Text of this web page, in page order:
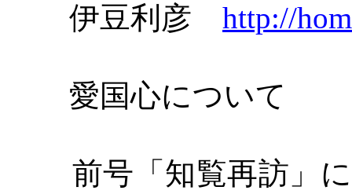
伊豆利彦 http://
愛国心について
前号「知覧再訪」